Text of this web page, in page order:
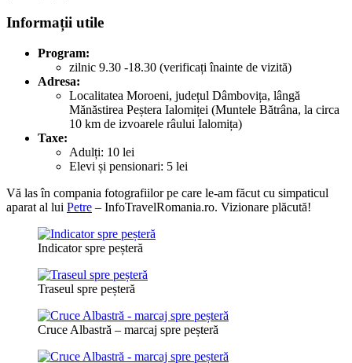
Informații utile
Program:
zilnic 9.30 -18.30 (verificați înainte de vizită)
Adresa:
Localitatea Moroeni, județul Dâmbovița, lângă
Mănăstirea Peștera Ialomiței (Muntele Bătrâna, la circa
10 km de izvoarele râului Ialomița)
Taxe:
Adulți: 10 lei
Elevi și pensionari: 5 lei
Vă las în compania fotografiilor pe care le-am făcut cu simpaticul
aparat al lui Petre – InfoTravelRomania.ro. Vizionare plăcută!
Indicator spre peșteră
Traseul spre peșteră
Cruce Albastră – marcaj spre peșteră